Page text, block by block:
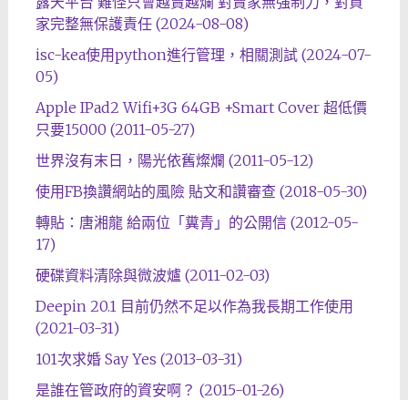
家完整無保護責任 (2024-08-08)
isc-kea使用python進行管理，相關測試 (2024-07-
05)
Apple IPad2 Wifi+3G 64GB +Smart Cover 超低價
只要15000 (2011-05-27)
世界沒有末日，陽光依舊燦爛 (2011-05-12)
使用FB換讚網站的風險 貼文和讚審查 (2018-05-30)
轉貼：唐湘龍 給兩位「糞青」的公開信 (2012-05-
17)
硬碟資料清除與微波爐 (2011-02-03)
Deepin 20.1 目前仍然不足以作為我長期工作使用
(2021-03-31)
101次求婚 Say Yes (2013-03-31)
是誰在管政府的資安啊？ (2015-01-26)